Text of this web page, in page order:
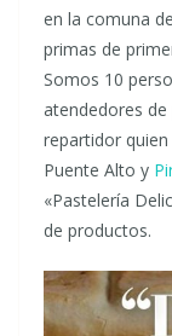
en la comuna
primas de
Somos 10
atendedores
repartidor
Puente Alto y
«Pastelería
de productos.